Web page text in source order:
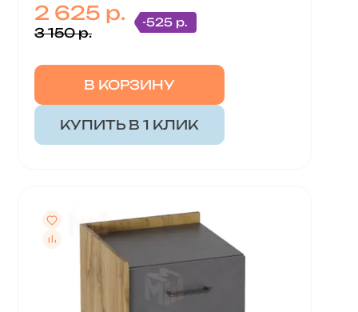
2 625 р.
3 150 р.
-525 р.
В КОРЗИНУ
КУПИТЬ В 1 КЛИК